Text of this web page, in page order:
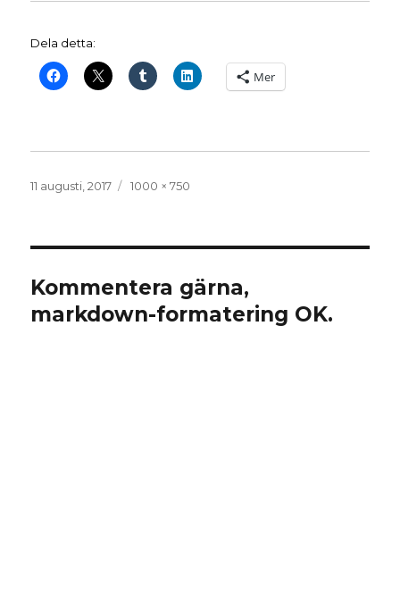
Dela detta:
Mer
Publicerat
11 augusti, 2017
Full
1000 × 750
Kommentera gärna,
markdown-formatering OK.